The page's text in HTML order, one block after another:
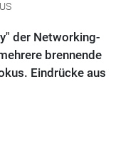
der Networking-
brennende
Eindrücke aus